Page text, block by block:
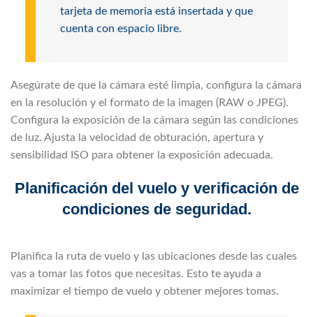
tarjeta de memoria está insertada y que
cuenta con espacio libre.
Asegúrate de que la cámara esté limpia, configura la cámara
en la resolución y el formato de la imagen (RAW o JPEG).
Configura la exposición de la cámara según las condiciones
de luz. Ajusta la velocidad de obturación, apertura y
sensibilidad ISO para obtener la exposición adecuada.
Planificación del vuelo y verificación de
condiciones de seguridad.
Planifica la ruta de vuelo y las ubicaciones desde las cuales
vas a tomar las fotos que necesitas. Esto te ayuda a
maximizar el tiempo de vuelo y obtener mejores tomas.